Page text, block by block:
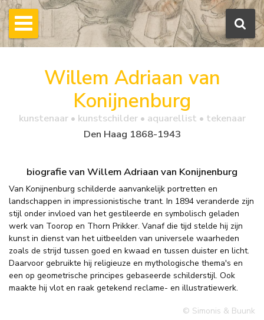
Willem Adriaan van
Konijnenburg
kunstenaar • kunstschilder • aquarellist • tekenaar
Den Haag 1868-1943
biografie van Willem Adriaan van Konijnenburg
Van Konijnenburg schilderde aanvankelijk portretten en
landschappen in impressionistische trant. In 1894 veranderde zijn
stijl onder invloed van het gestileerde en symbolisch geladen
werk van Toorop en Thorn Prikker. Vanaf die tijd stelde hij zijn
kunst in dienst van het uitbeelden van universele waarheden
zoals de strijd tussen goed en kwaad en tussen duister en licht.
Daarvoor gebruikte hij religieuze en mythologische thema's en
een op geometrische principes gebaseerde schilderstijl. Ook
maakte hij vlot en raak getekend reclame- en illustratiewerk.
© Simonis & Buunk